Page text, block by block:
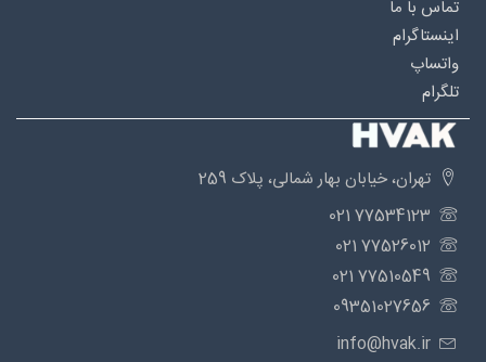
تماس با ما
اینستاگرام
واتساپ
تلگرام
تهران، خیابان بهار شمالی، پلاک 259
77534123 021
77526012 021
77510549 021
09351027656
info@hvak.ir